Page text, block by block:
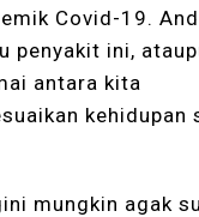
Covid-19.
penyakit ini,
antara kita
kehidupan
mungkin agak